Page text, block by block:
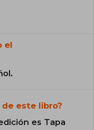
el
de este libro?
es Tapa